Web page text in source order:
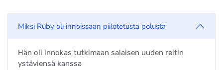
Miksi Ruby oli innoissaan piilotetusta polusta
Hän oli innokas tutkimaan salaisen uuden reitin
ystäviensä kanssa